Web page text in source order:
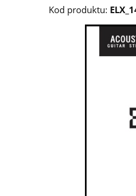
Kod produktu: